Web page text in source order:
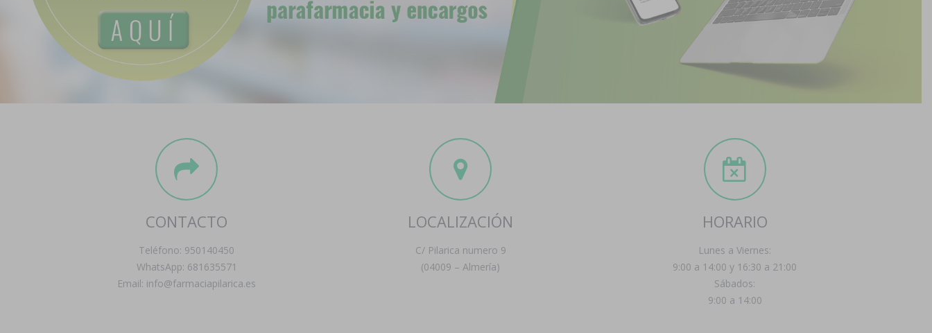
CONTACTO
Teléfono: 950140450
WhatsApp: 681635571
Email: info@farmaciapilarica.es
LOCALIZACIÓN
C/ Pilarica numero 9
(04009 – Almería)
HORARIO
Lunes a Viernes:
9:00 a 14:00 y 16:30 a 21:00
Sábados:
9:00 a 14:00